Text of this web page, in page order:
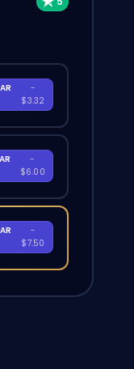
-
$3.32
-
$6.00
-
$7.50